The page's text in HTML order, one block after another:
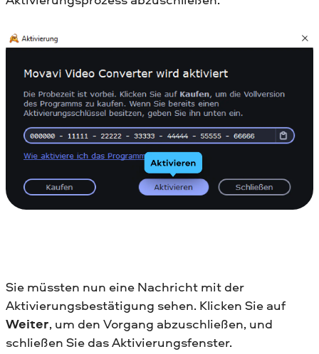
Sie müssten nun eine Nachricht mit der
Aktivierungsbestätigung sehen. Klicken Sie auf
Weiter, um den Vorgang abzuschließen, und
schließen Sie das Aktivierungsfenster.